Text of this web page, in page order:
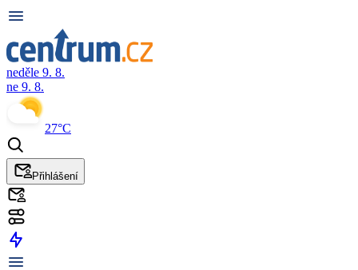
neděle 9. 8.
ne 9. 8.
27°C
Přihlášení